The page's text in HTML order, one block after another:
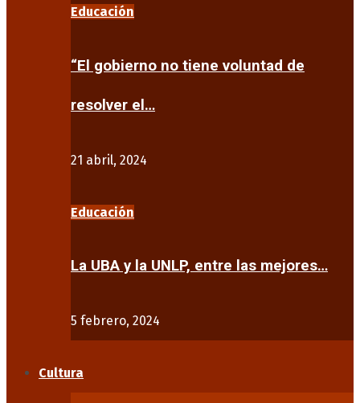
Educación
“El gobierno no tiene voluntad de
resolver el…
21 abril, 2024
Educación
La UBA y la UNLP, entre las mejores…
5 febrero, 2024
Cultura